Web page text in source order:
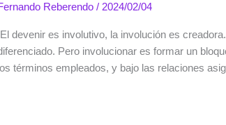
Reberendo/ 2024/02/04
El devenir es involutivo, la involución es
Pero involucionar es formar un
términos empleados, y bajo las relaciones